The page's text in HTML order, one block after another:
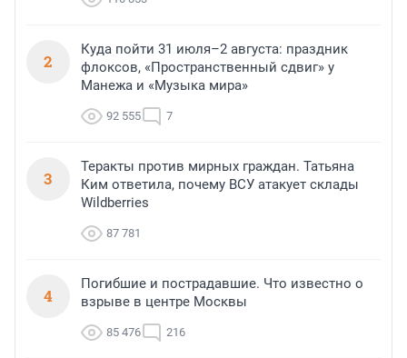
2
Куда пойти 31 июля–2 августа: праздник
флоксов, «Пространственный сдвиг» у
Манежа и «Музыка мира»
92 555 7
3
Теракты против мирных граждан. Татьяна
Ким ответила, почему ВСУ атакует склады
Wildberries
87 781
4
Погибшие и пострадавшие. Что известно о
взрыве в центре Москвы
85 476 216